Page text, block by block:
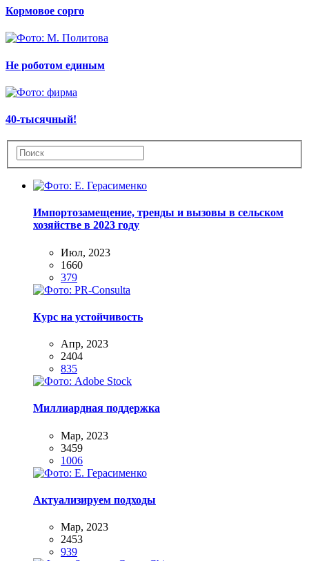
Кормовое сорго
Не роботом единым
40‑тысячный!
Импортозамещение, тренды и вызовы в сельском
хозяйстве в 2023 году
Июл, 2023
1660
379
Курс на устойчивость
Апр, 2023
2404
835
Миллиардная поддержка
Мар, 2023
3459
1006
Актуализируем подходы
Мар, 2023
2453
939